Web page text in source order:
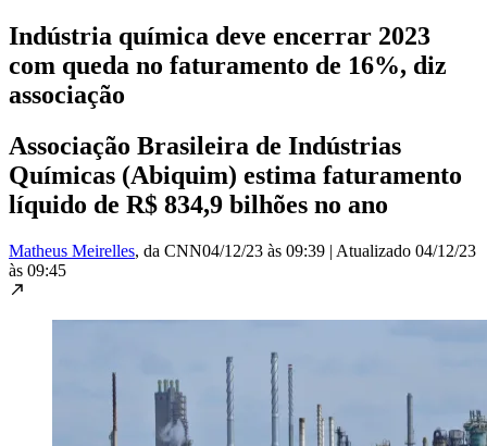
Indústria química deve encerrar 2023
com queda no faturamento de 16%, diz
associação
Associação Brasileira de Indústrias
Químicas (Abiquim) estima faturamento
líquido de R$ 834,9 bilhões no ano
Matheus Meirelles, da CNN04/12/23 às 09:39 | Atualizado 04/12/23
às 09:45